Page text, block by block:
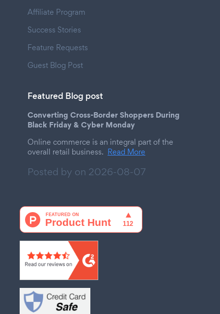
Affiliate Program
Success Stories
Feature Requests
Guest Blog Post
Featured Blog post
Converting Cross-Border Shoppers During
Black Friday & Cyber Monday
Online commerce is an integral part of the
overall retail business. Read More
Posted by on 2026-08-07